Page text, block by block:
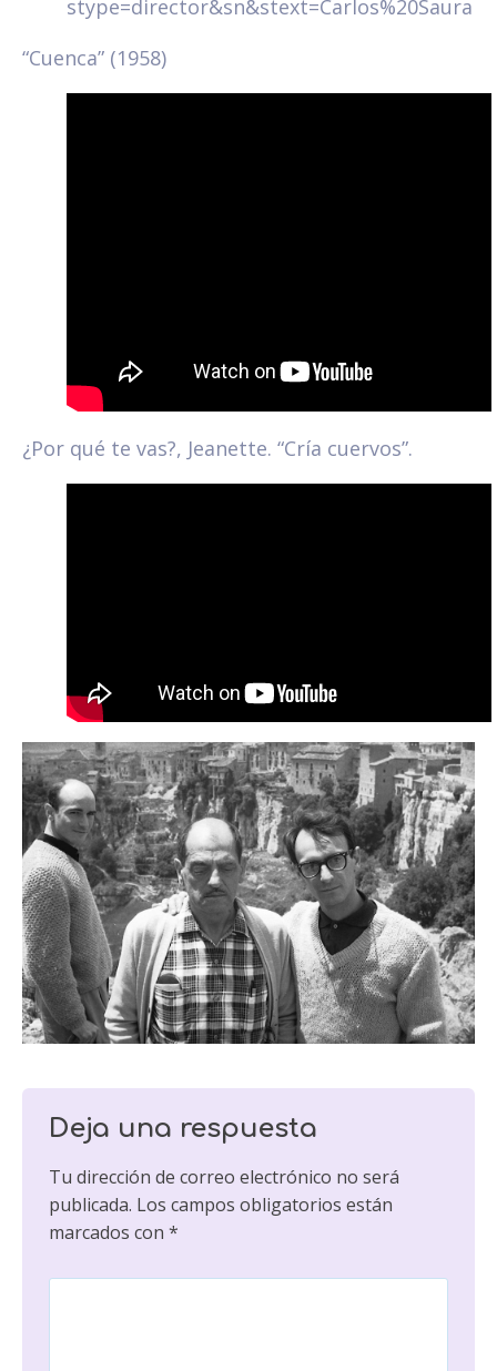
stype=director&sn&stext=Carlos%20Saura
“Cuenca” (1958)
¿Por qué te vas?, Jeanette. “Cría cuervos”.
Deja una respuesta
Tu dirección de correo electrónico no será
publicada. Los campos obligatorios están
marcados con *